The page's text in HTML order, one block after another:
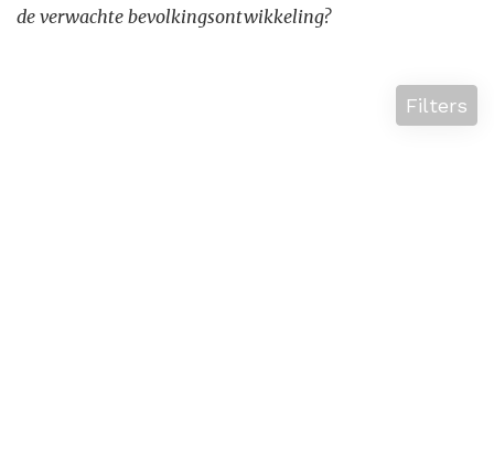
de verwachte bevolkingsontwikkeling?
Filters